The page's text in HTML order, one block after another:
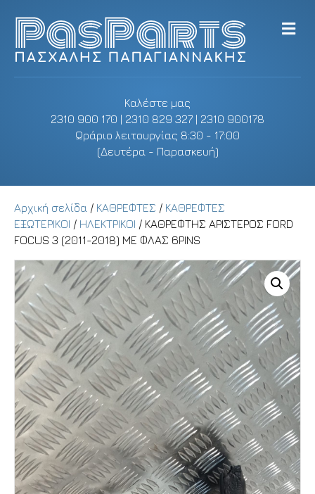
Καλέστε μας
2310 900 170 | 2310 829 327 | 2310 900178
Ωράριο λειτουργίας 8:30 - 17:00
(Δευτέρα - Παρασκευή)
M
e
Αρχική σελίδα / ΚΑΘΡΕΦΤΕΣ / ΚΑΘΡΕΦΤΕΣ
ΕΞΩΤΕΡΙΚΟΙ / ΗΛΕΚΤΡΙΚΟΙ / ΚΑΘΡΕΦΤΗΣ ΑΡΙΣΤΕΡΟΣ FORD
FOCUS 3 (2011-2018) ΜΕ ΦΛΑΣ 6PINS